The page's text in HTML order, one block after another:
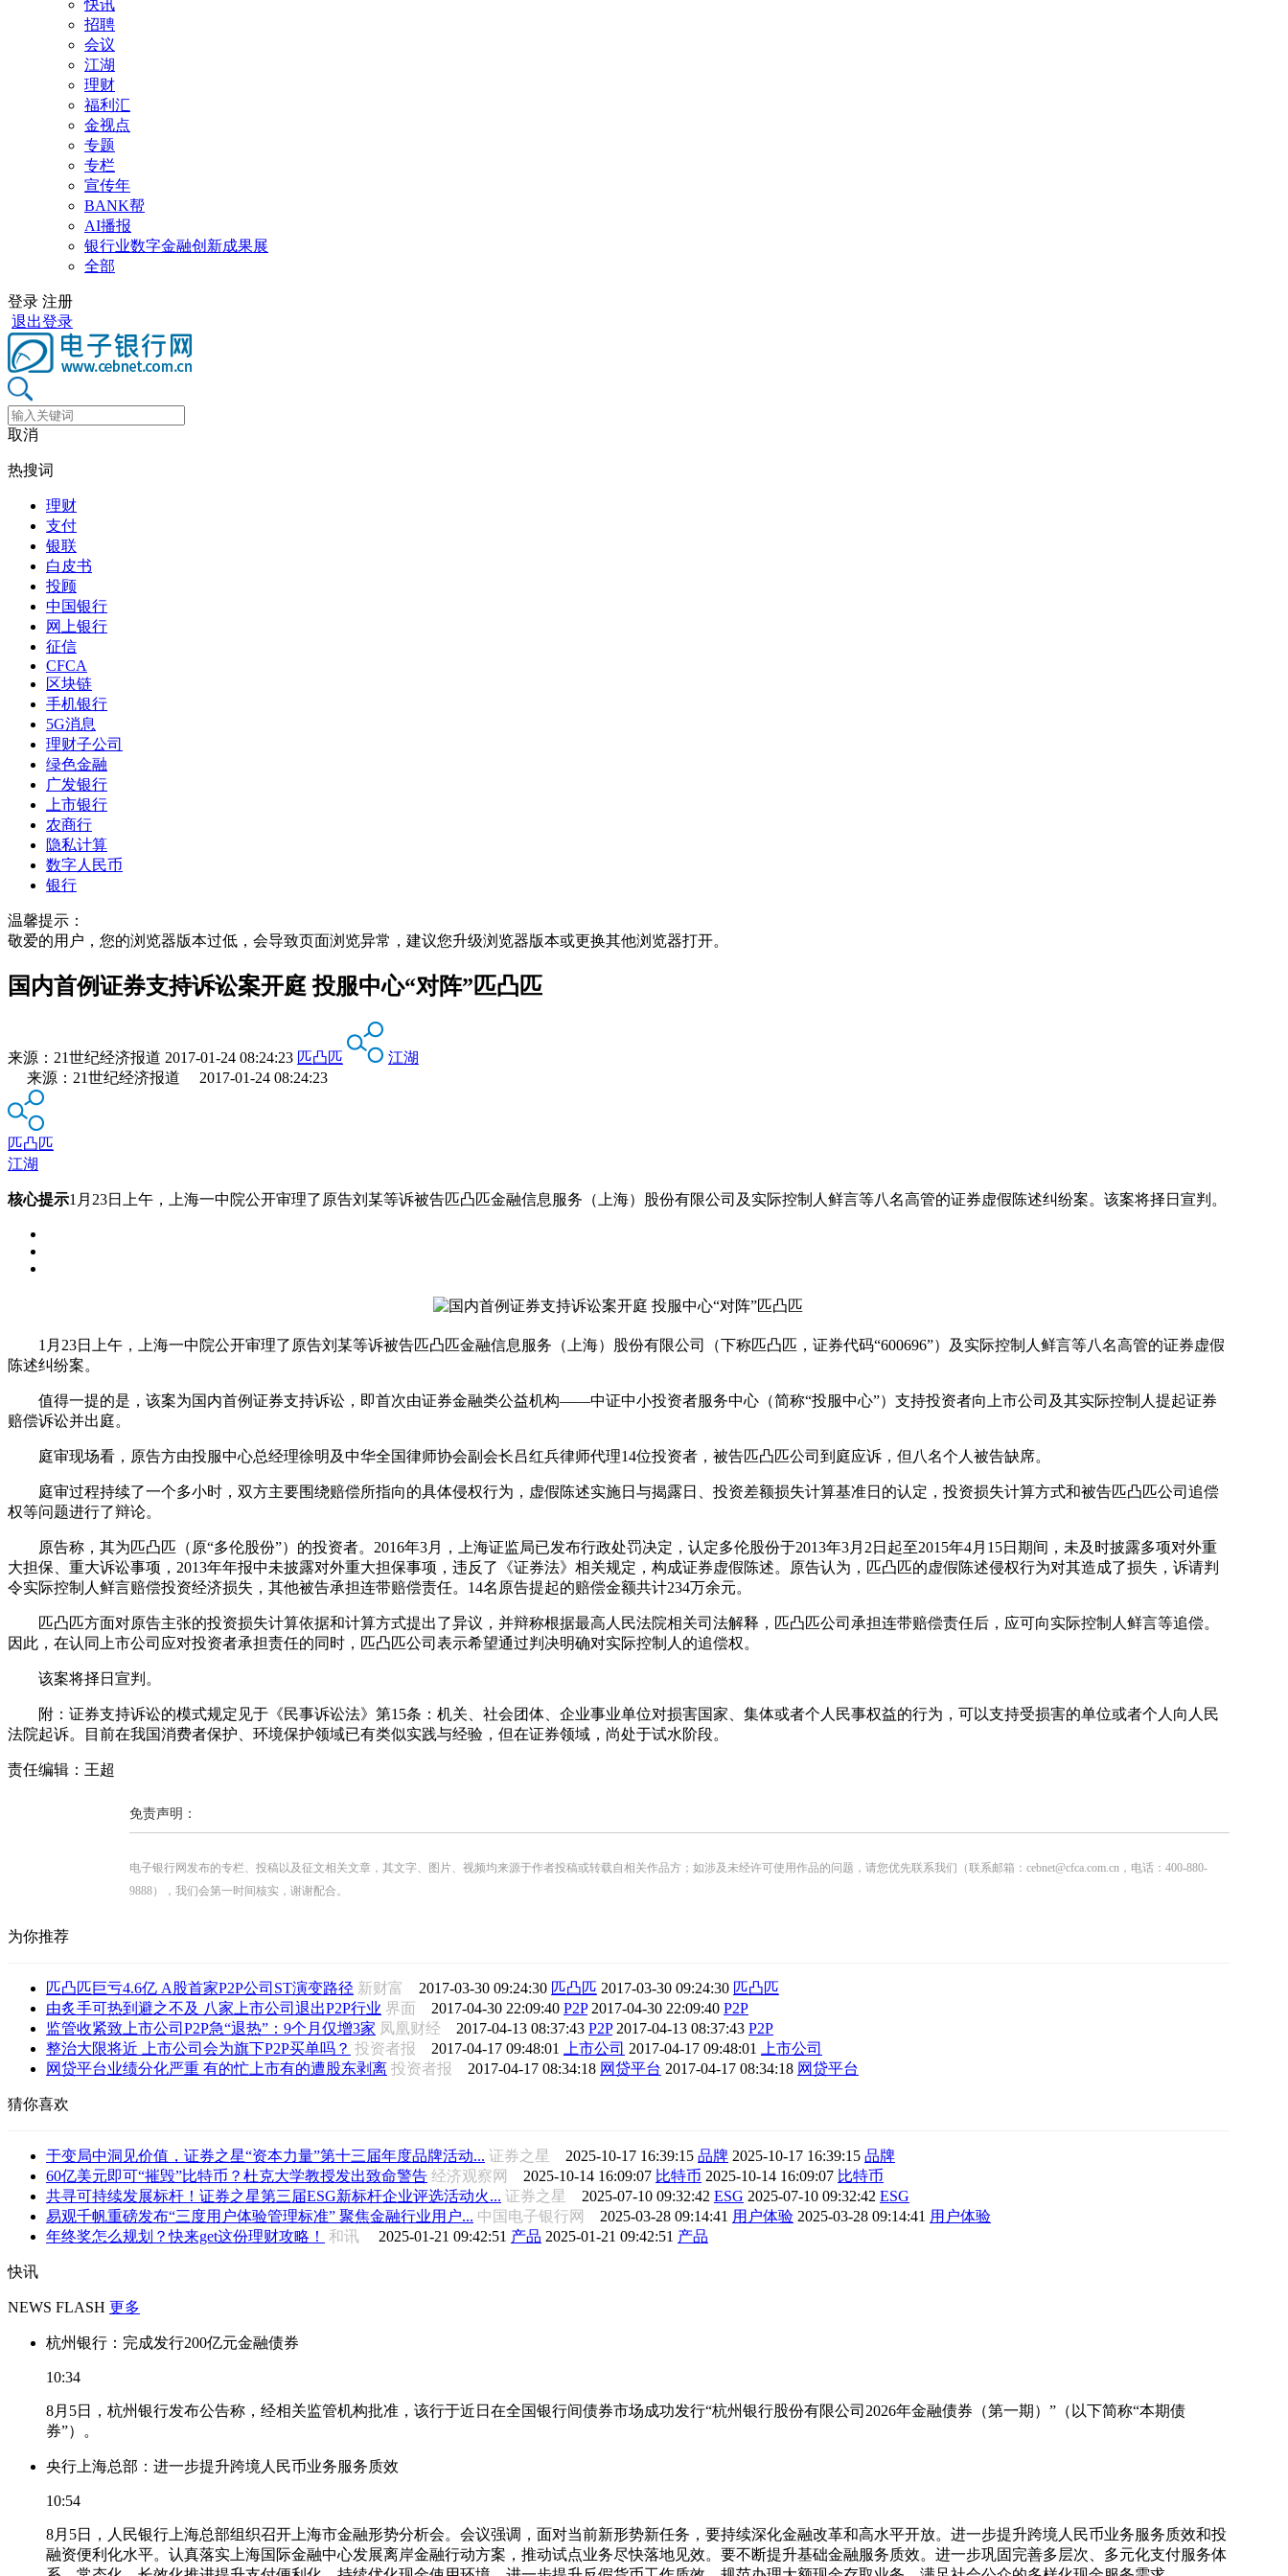
快讯
招聘
会议
江湖
理财
福利汇
金视点
专题
专栏
宣传年
BANK帮
AI播报
银行业数字金融创新成果展
全部
登录 注册
退出登录
取消
热搜词
理财
支付
银联
白皮书
投顾
中国银行
网上银行
征信
CFCA
区块链
手机银行
5G消息
理财子公司
绿色金融
广发银行
上市银行
农商行
隐私计算
数字人民币
银行
温馨提示：
敬爱的用户，您的浏览器版本过低，会导致页面浏览异常，建议您升级浏览器版本或更换其他浏览器打开。
国内首例证券支持诉讼案开庭 投服中心“对阵”匹凸匹
来源： 21世纪经济报道 2017-01-24 08:24:23 匹凸匹
江湖
来源：21世纪经济报道 2017-01-24 08:24:23
匹凸匹
江湖
核心提示1月23日上午，上海一中院公开审理了原告刘某等诉被告匹凸匹金融信息服务（上海）股份有限公司及实际控制人鲜言等八名高管的证券虚假陈述纠纷案。该案将择日宣判。
1月23日上午，上海一中院公开审理了原告刘某等诉被告匹凸匹金融信息服务（上海）股份有限公司（下称匹凸匹，证券代码“600696”）及实际控制人鲜言等八名高管的证券虚假
陈述纠纷案。
值得一提的是，该案为国内首例证券支持诉讼，即首次由证券金融类公益机构——中证中小投资者服务中心（简称“投服中心”）支持投资者向上市公司及其实际控制人提起证券
赔偿诉讼并出庭。
庭审现场看，原告方由投服中心总经理徐明及中华全国律师协会副会长吕红兵律师代理14位投资者，被告匹凸匹公司到庭应诉，但八名个人被告缺席。
庭审过程持续了一个多小时，双方主要围绕赔偿所指向的具体侵权行为，虚假陈述实施日与揭露日、投资差额损失计算基准日的认定，投资损失计算方式和被告匹凸匹公司追偿
权等问题进行了辩论。
原告称，其为匹凸匹（原“多伦股份”）的投资者。2016年3月，上海证监局已发布行政处罚决定，认定多伦股份于2013年3月2日起至2015年4月15日期间，未及时披露多项对外重
大担保、重大诉讼事项，2013年年报中未披露对外重大担保事项，违反了《证券法》相关规定，构成证券虚假陈述。原告认为，匹凸匹的虚假陈述侵权行为对其造成了损失，诉请判
令实际控制人鲜言赔偿投资经济损失，其他被告承担连带赔偿责任。14名原告提起的赔偿金额共计234万余元。
匹凸匹方面对原告主张的投资损失计算依据和计算方式提出了异议，并辩称根据最高人民法院相关司法解释，匹凸匹公司承担连带赔偿责任后，应可向实际控制人鲜言等追偿。
因此，在认同上市公司应对投资者承担责任的同时，匹凸匹公司表示希望通过判决明确对实际控制人的追偿权。
该案将择日宣判。
附：证券支持诉讼的模式规定见于《民事诉讼法》第15条：机关、社会团体、企业事业单位对损害国家、集体或者个人民事权益的行为，可以支持受损害的单位或者个人向人民
法院起诉。目前在我国消费者保护、环境保护领域已有类似实践与经验，但在证券领域，尚处于试水阶段。
责任编辑：王超
免责声明：
电子银行网发布的专栏、投稿以及征文相关文章，其文字、图片、视频均来源于作者投稿或转载自相关作品方；如涉及未经许可使用作品的问题，请您优先联系我们（联系邮箱：cebnet@cfca.com.cn，电话：400-880-
9888），我们会第一时间核实，谢谢配合。
为你推荐
匹凸匹巨亏4.6亿 A股首家P2P公司ST演变路径 新财富 2017-03-30 09:24:30 匹凸匹 2017-03-30 09:24:30 匹凸匹
由炙手可热到避之不及 八家上市公司退出P2P行业 界面 2017-04-30 22:09:40 P2P 2017-04-30 22:09:40 P2P
监管收紧致上市公司P2P急“退热”：9个月仅增3家 凤凰财经 2017-04-13 08:37:43 P2P 2017-04-13 08:37:43 P2P
整治大限将近 上市公司会为旗下P2P买单吗？ 投资者报 2017-04-17 09:48:01 上市公司 2017-04-17 09:48:01
上市公司
网贷平台业绩分化严重 有的忙上市有的遭股东剥离 投资者报 2017-04-17 08:34:18 网贷平台 2017-04-17 08:34:18 网贷平台
猜你喜欢
于变局中洞见价值，证券之星“资本力量”第十三届年度品牌活动... 证券之星 2025-10-17 16:39:15 品牌 2025-10-17 16:39:15 品牌
60亿美元即可“摧毁”比特币？杜克大学教授发出致命警告 经济观察网 2025-10-14 16:09:07 比特币 2025-10-14 16:09:07 比特币
共寻可持续发展标杆！证券之星第三届ESG新标杆企业评选活动火... 证券之星 2025-07-10 09:32:42 ESG 2025-07-10 09:32:42 ESG
易观千帆重磅发布“三度用户体验管理标准” 聚焦金融行业用户... 中国电子银行网 2025-03-28 09:14:41 用户体验 2025-03-28 09:14:41 用户体验
年终奖怎么规划？快来get这份理财攻略！
和讯 2025-01-21 09:42:51 产品 2025-01-21 09:42:51 产品
快讯
NEWS FLASH 更多
杭州银行：完成发行200亿元金融债券
10:34
8月5日，杭州银行发布公告称，经相关监管机构批准，该行于近日在全国银行间债券市场成功发行“杭州银行股份有限公司2026年金融债券（第一期）”（以下简称“本期债
券”）。
央行上海总部：进一步提升跨境人民币业务服务质效
10:54
8月5日，人民银行上海总部组织召开上海市金融形势分析会。会议强调，面对当前新形势新任务，要持续深化金融改革和高水平开放。进一步提升跨境人民币业务服务质效和投
融资便利化水平。认真落实上海国际金融中心发展离岸金融行动方案，推动试点业务尽快落地见效。要不断提升基础金融服务质效。进一步巩固完善多层次、多元化支付服务体